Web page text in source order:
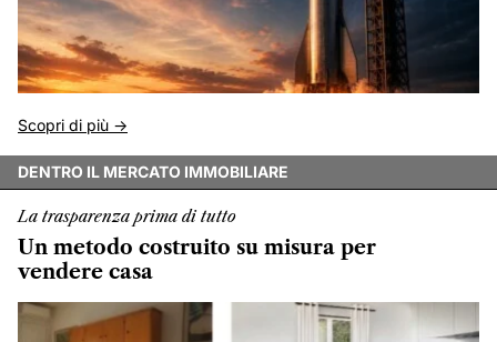
Scopri di più ->
DENTRO IL MERCATO IMMOBILIARE
La trasparenza prima di tutto
Un metodo costruito su misura per
vendere casa